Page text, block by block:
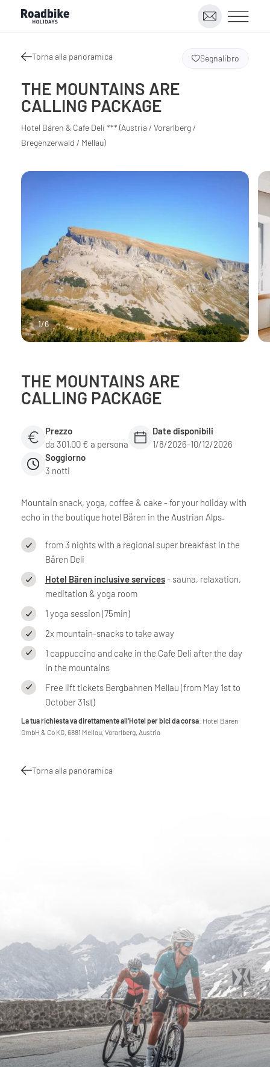
Torna alla panoramica
THE MOUNTAINS ARE
CALLING PACKAGE
Hotel Bären & Cafe Deli *** (Austria / Vorarlberg /
Bregenzerwald / Mellau)
Segnalibro
1/6
THE MOUNTAINS ARE
CALLING PACKAGE
Prezzo
da 301,00 € a persona
Date disponibili
1/8/2026-10/12/2026
Soggiorno
3 notti
Mountain snack, yoga, coffee & cake - for your holiday with
echo in the boutique hotel Bären in the Austrian Alps.
from 3 nights with a regional super breakfast in the
Bären Deli
Hotel Bären inclusive services- sauna, relaxation,
meditation & yoga room
1 yoga session (75min)
2x mountain-snacks to take away
1 cappuccino and cake in the Cafe Deli after the day
in the mountains
Free lift tickets Bergbahnen Mellau (from May 1st to
October 31st)
La tua richiesta va direttamente all'Hotel per bici da corsa: Hotel Bären
GmbH & Co KG, 6881 Mellau, Vorarlberg, Austria
Torna alla panoramica